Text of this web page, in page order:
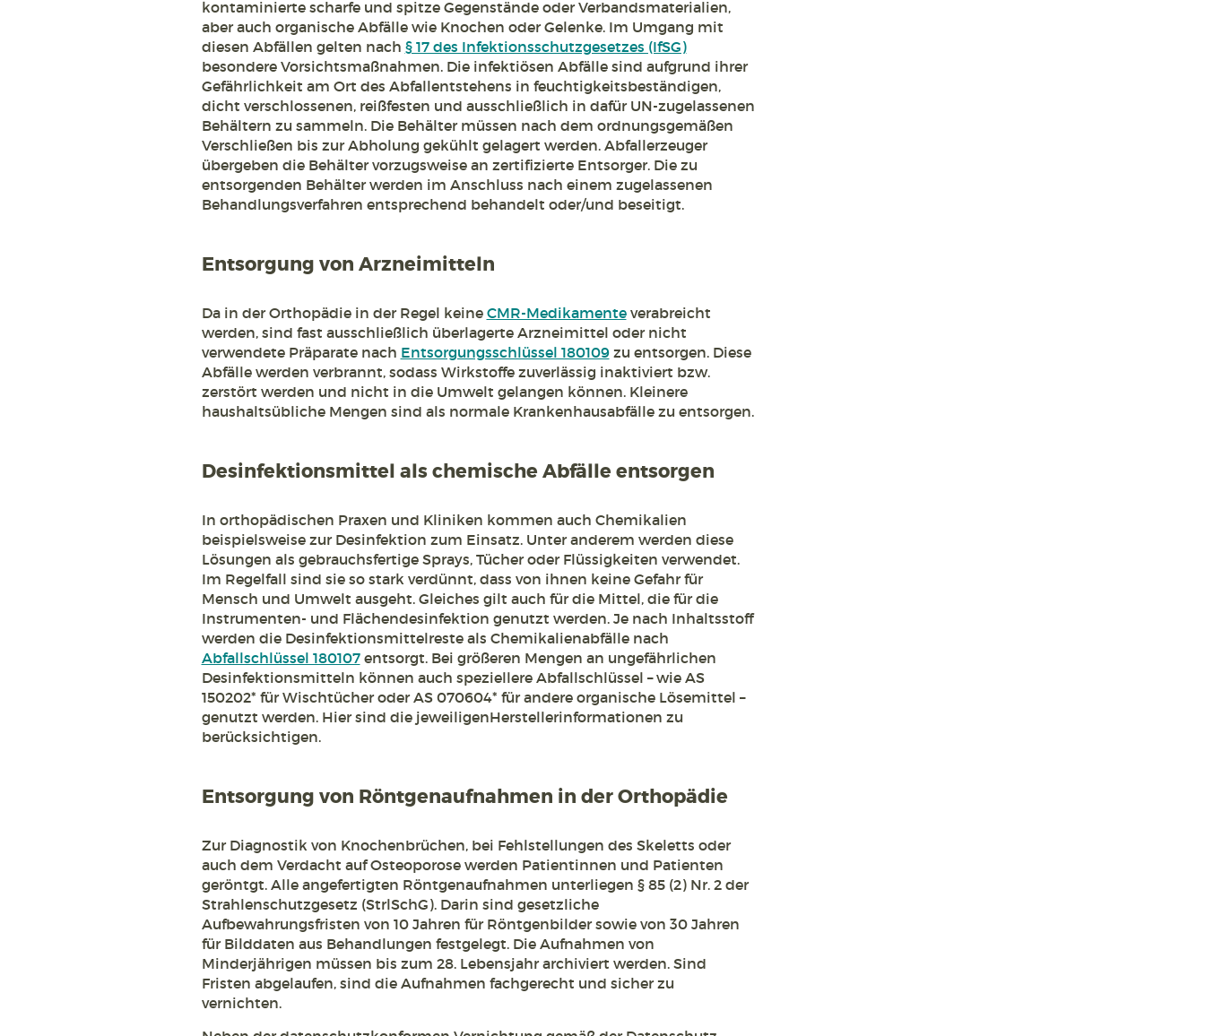
kontaminierte scharfe und spitze Gegenstände oder Verbandsmaterialien,
aber auch organische Abfälle wie Knochen oder Gelenke. Im Umgang mit
diesen Abfällen gelten nach § 17 des Infektionsschutzgesetzes (IfSG)
besondere Vorsichtsmaßnahmen. Die infektiösen Abfälle sind aufgrund ihrer
Gefährlichkeit am Ort des Abfallentstehens in feuchtigkeitsbeständigen,
dicht verschlossenen, reißfesten und ausschließlich in dafür UN-zugelassenen
Behältern zu sammeln. Die Behälter müssen nach dem ordnungsgemäßen
Verschließen bis zur Abholung gekühlt gelagert werden. Abfallerzeuger
übergeben die Behälter vorzugsweise an zertifizierte Entsorger. Die zu
entsorgenden Behälter werden im Anschluss nach einem zugelassenen
Behandlungsverfahren entsprechend behandelt oder/und beseitigt.
Entsorgung von Arzneimitteln
Da in der Orthopädie in der Regel keine CMR-Medikamenteverabreicht
werden, sind fast ausschließlich überlagerte Arzneimittel oder nicht
verwendete Präparate nach Entsorgungsschlüssel 180109zu entsorgen. Diese
Abfälle werden verbrannt, sodass Wirkstoffe zuverlässig inaktiviert bzw.
zerstört werden und nicht in die Umwelt gelangen können. Kleinere
haushaltsübliche Mengen sind als normale Krankenhausabfälle zu entsorgen.
Desinfektionsmittel als chemische Abfälle entsorgen
In orthopädischen Praxen und Kliniken kommen auch Chemikalien
beispielsweise zur Desinfektion zum Einsatz. Unter anderem werden diese
Lösungen als gebrauchsfertige Sprays, Tücher oder Flüssigkeiten verwendet.
Im Regelfall sind sie so stark verdünnt, dass von ihnen keine Gefahr für
Mensch und Umwelt ausgeht. Gleiches gilt auch für die Mittel, die für die
Instrumenten- und Flächendesinfektion genutzt werden. Je nach Inhaltsstoff
werden die Desinfektionsmittelreste als Chemikalienabfälle nach
Abfallschlüssel 180107entsorgt. Bei größeren Mengen an ungefährlichen
Desinfektionsmitteln können auch speziellere Abfallschlüssel – wie AS
150202* für Wischtücher oder AS 070604* für andere organische Lösemittel –
genutzt werden. Hier sind die jeweiligenHerstellerinformationen zu
berücksichtigen.
Entsorgung von Röntgenaufnahmen in der Orthopädie
Zur Diagnostik von Knochenbrüchen, bei Fehlstellungen des Skeletts oder
auch dem Verdacht auf Osteoporose werden Patientinnen und Patienten
geröntgt. Alle angefertigten Röntgenaufnahmen unterliegen § 85 (2) Nr. 2 der
Strahlenschutzgesetz (StrlSchG). Darin sind gesetzliche
Aufbewahrungsfristen von 10 Jahren für Röntgenbilder sowie von 30 Jahren
für Bilddaten aus Behandlungen festgelegt. Die Aufnahmen von
Minderjährigen müssen bis zum 28. Lebensjahr archiviert werden. Sind
Fristen abgelaufen, sind die Aufnahmen fachgerecht und sicher zu
vernichten.